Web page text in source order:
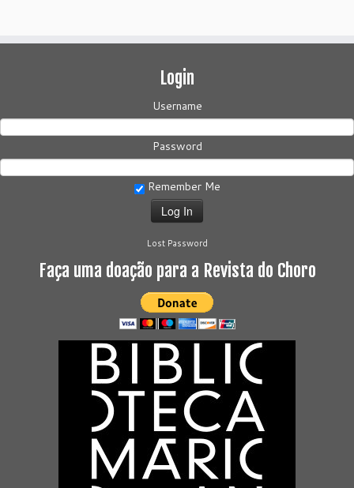
Login
Username
Password
Remember Me
Lost Password
Faça uma doação para a Revista do Choro